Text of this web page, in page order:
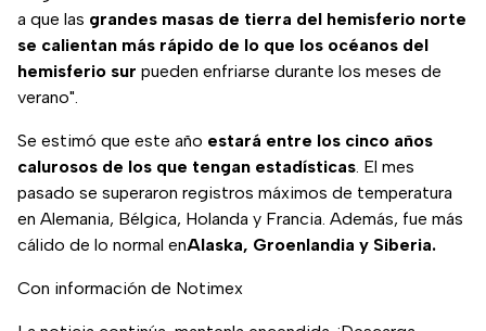
a que las grandes masas de tierra del hemisferio norte
se calientan más rápido de lo que los océanos del
hemisferio sur pueden enfriarse durante los meses de
verano".
Se estimó que este año estará entre los cinco años
calurosos de los que tengan estadísticas. El mes
pasado se superaron registros máximos de temperatura
en Alemania, Bélgica, Holanda y Francia. Además, fue más
cálido de lo normal enAlaska, Groenlandia y Siberia.
Con información de Notimex